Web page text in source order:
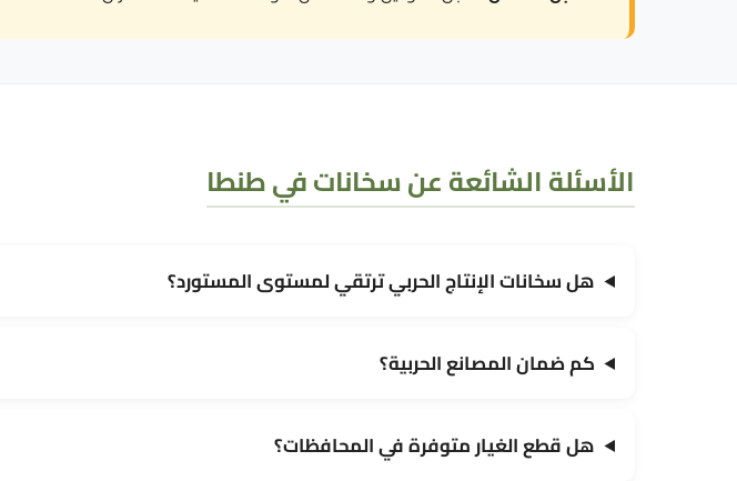
الأسئلة الشائعة عن سخانات في طنطا
هل سخانات الإنتاج الحربي ترتقي لمستوى المستورد؟
كم ضمان المصانع الحربية؟
هل قطع الغيار متوفرة في المحافظات؟